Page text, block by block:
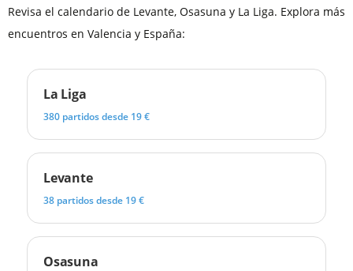
Revisa el calendario de Levante, Osasuna y La Liga. Explora más
encuentros en Valencia y España:
La Liga
380 partidos desde 19 €
Levante
38 partidos desde 19 €
Osasuna